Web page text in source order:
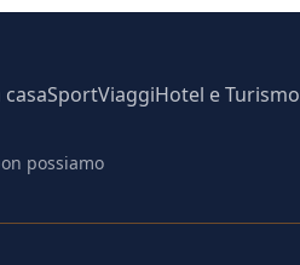
SportViaggiHotel e Turismo
possiamo